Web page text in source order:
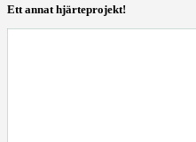
Ett annat hjärteprojekt!